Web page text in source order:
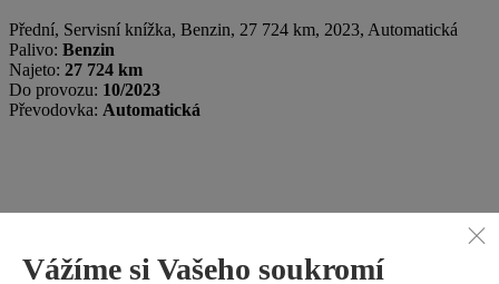
Přední, Servisní knížka, Benzin, 27 724 km, 2023, Automatická
Palivo: Benzin
Najeto: 27 724 km
Do provozu: 10/2023
Převodovka: Automatická
Vážíme si Vašeho soukromí